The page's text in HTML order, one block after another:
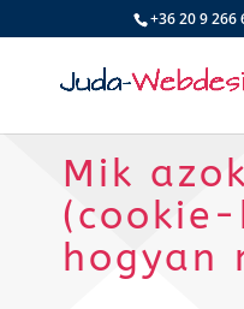
+36 20 9 266
Mik
(cookie-
hogyan